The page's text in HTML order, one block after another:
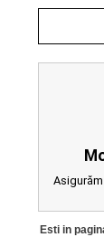
Esti in